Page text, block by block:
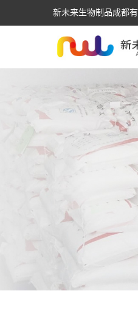
新未来生物制品成都有